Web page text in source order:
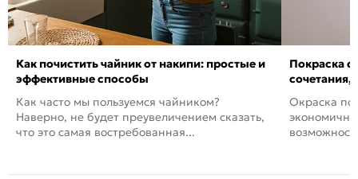
Как почистить чайник от накипи: простые и
эффективные способы
Как часто мы пользуемся чайником?
Наверно, не будет преувеличением сказать,
что это самая востребованная...
Покраска
сочетания,
Окраска